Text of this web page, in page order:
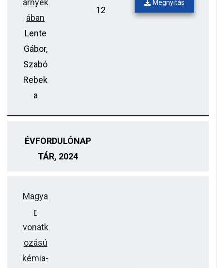
árnyék
ában
Lente
Gábor,
Szabó
Rebek
a
12
Megnyitás
ÉVFORDULÓNAP
TÁR, 2024
Magya
r
vonatk
ozású
kémia-